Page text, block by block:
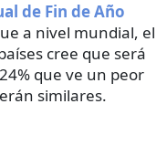
de Fin de Año
a nivel mundial, el
cree que será
que ve un peor
similares.